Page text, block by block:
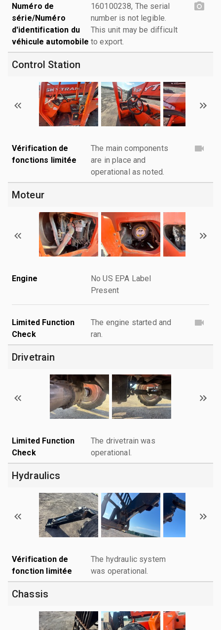
Numéro de
série/Numéro
d'identification du
véhicule automobile
160100238, The serial
number is not legible.
This unit may be difficult
to export.
Control Station
Vérification de
fonctions limitée
The main components
are in place and
operational as noted.
Moteur
Engine
No US EPA Label
Present
Limited Function
Check
The engine started and
ran.
Drivetrain
Limited Function
Check
The drivetrain was
operational.
Hydraulics
Vérification de
fonction limitée
The hydraulic system
was operational.
Chassis